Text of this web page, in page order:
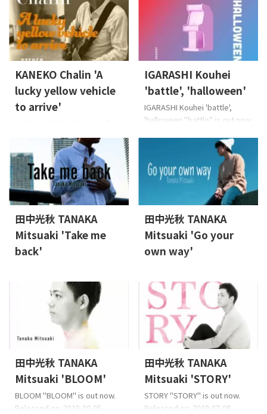
JOENYComposer:
JOENYArranger: JOENY, 五十
嵐耕平 ©2022 TF
CreativeWorks℗2022 TF
CreativeWorks 歌詞來自這裡
（日語） Apple音
樂,Spotify,YouTube音
樂,Amazon音樂和其他主要音
樂發行商店
Lyricist: JOENYComposer:
JOENYArranger: JOENY , 五十
嵐耕平(IGARASHI Kouhei)
©2021 TF
CreativeWorks℗2021 TF
CreativeWorks 歌詞來自這裡
（日語） Apple音
樂,Amazon音樂和其他主要音
KANEKO Chalin 'A
lucky yellow vehicle
to arrive'
vehicle to arrive' "A lucky
yellow vehicle to arrive" is out
now. Released on: 2021-10-20
一首讓人聯想到80年代的民謠
歌曲,以靈魂音樂的品味安排閃
耀。 Lyricist: KANEKO
ChalinArranger: 五十嵐耕平
(IGARASHI Kouhei) ©2021 TF
CreativeWorks℗20 ...
IGARASHI Kouhei
'battle', 'halloween'
IGARASHI Kouhei 'battle',
'halloween "battle" is out now.
類似電視遊戲的作品包含戰鬥
動作音樂“battle”,這是適合萬聖
節時間的幻想音樂
“halloween”。 Composer:
IGARASHI KouheiArranger:
IGARASHI Kouhei ©2021 TF
CreativeWorks℗2021 TF
CreativeWorks Apple音
樂,Spotify,YouTub ...
田中光秋 TANAKA
Mitsuaki 'Take me
back'
is out now. Released on: 2020-
01-22 Lyricist: 田中光秋(Tanaka
Mitsuaki) / gummi-
coComposer: gummi-
coArranger: 水野晴丸(Mizuno
Haruma) 歌詞來自這裡（日
CreativeWorks℗2020 TF
CreativeWorks Streaming
Download
https://youtu.be/eOF_U-hTr ...
田中光秋 TANAKA
Mitsuaki 'Go your
own way'
own way" is out now.
Released on: 2019-10-30
Lyricist: 田中光秋(Tanaka
Mitsuaki) / gummi-
coComposer: gummi-
coArranger: 五十嵐耕平
（日語） ©2019 TF
CreativeWorks℗2019 TF
CreativeWorks Streaming
Download Trailer https://y ...
田中光秋 TANAKA
Mitsuaki 'BLOOM'
BLOOM "BLOOM" is out now.
Released on: 2019-08-05
田中光秋 TANAKA
Mitsuaki 'STORY'
STORY "STORY" is out now.
Released on: 2019-07-08